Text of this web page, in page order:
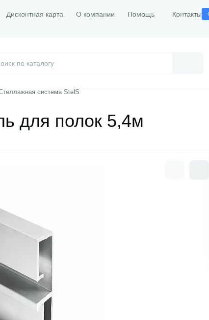
Дисконтная карта О компании Помощь Контакты
система StelS
для полок 5,4м